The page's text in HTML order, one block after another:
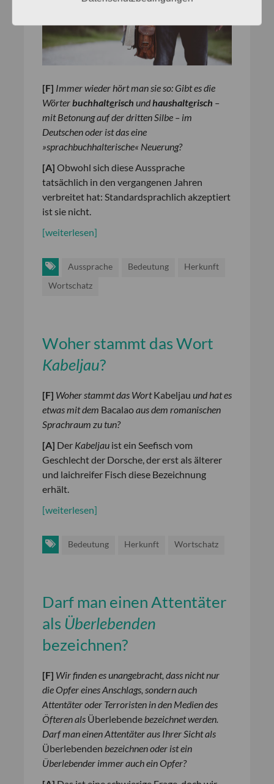
[F] Immer wieder hört man sie so: Gibt es die
Wörterbuchhalterisch undhaushalterisch –
mit Betonung auf der dritten Silbe – im
Deutschen oder ist das eine
»sprachbuchhalterische« Neuerung?
[A] Obwohl sich diese Aussprache
tatsächlich in den vergangenen Jahren
verbreitet hat: Standardsprachlich akzeptiert
ist sie nicht.
[weiterlesen]
Aussprache Bedeutung
Herkunft
Wortschatz
Woher stammt das Wort
Kabeljau?
[F] Woher stammt das WortKabeljau und hat es
etwas mit dem Bacalaoaus dem romanischen
Sprachraum zu tun?
[A] Der Kabeljau ist ein Seefisch vom
Geschlecht der Dorsche, der erst als älterer
und laichreifer Fisch diese Bezeichnung
erhält.
[weiterlesen]
Bedeutung Herkunft Wortschatz
Darf man einen Attentäter
als Überlebenden
bezeichnen?
[F] Wir finden es unangebracht, dass nicht nur
die Opfer eines Anschlags, sondern auch
Attentäter oder Terroristen in den Medien des
Öfteren als Überlebende bezeichnet werden.
Darf man einen Attentäter aus Ihrer Sicht als
Überlebenden bezeichnen oder ist ein
Überlebender immer auch ein Opfer?